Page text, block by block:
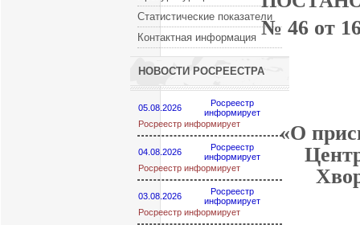
Статистические показатели
Контактная информация
НОВОСТИ РОСРЕЕСТРА
05.08.2026
Росреестр
информирует
Росреестр информирует
04.08.2026
Росреестр
информирует
Росреестр информирует
03.08.2026
Росреестр
информирует
Росреестр информирует
№ 46 от
«О